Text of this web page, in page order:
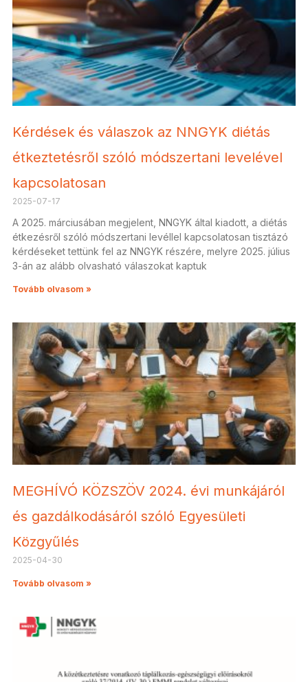
Kérdések és válaszok az NNGYK diétás
étkeztetésről szóló módszertani levelével
kapcsolatosan
2025-07-17
A 2025. márciusában megjelent, NNGYK által kiadott, a diétás
étkezésről szóló módszertani levéllel kapcsolatosan tisztázó
kérdéseket tettünk fel az NNGYK részére, melyre 2025. július
3-án az alább olvasható válaszokat kaptuk
Tovább olvasom »
MEGHÍVÓ KÖZSZÖV 2024. évi munkájáról
és gazdálkodásáról szóló Egyesületi
Közgyűlés
2025-04-30
Tovább olvasom »